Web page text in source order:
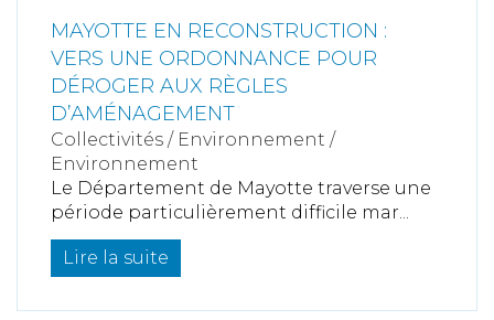
MAYOTTE EN RECONSTRUCTION :
VERS UNE ORDONNANCE POUR
DÉROGER AUX RÈGLES
D’AMÉNAGEMENT
Collectivités / Environnement /
Environnement
Le Département de Mayotte traverse une
période particulièrement difficile mar...
Lire la suite